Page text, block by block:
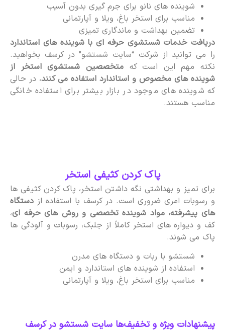
شوینده های نانو برای جرم گیری بدون آسیب
مناسب برای استخر باغ، ویلا و آپارتمانی
تضمین بهداشت و ماندگاری تمیزی
دریافت خدمات شستشوی حرفه ای با شوینده های استاندارد
را می توانید از شرکت “سایت شستشو” در کرسف بخواهید.
نکته مهم این است که متخصصین شستشوی استخر از
شوینده های مخصوص و استاندارد استفاده می کنند، در حالی
که شوینده های موجود در بازار بیشتر برای استفاده خانگی
مناسب هستند.
پاک کردن کثیفی استخر
برای تمیز و بهداشتی نگه داشتن استخر، پاک کردن کثیفی ها
و رسوبات امری ضروری است. در کرسف با استفاده از دستگاه
های پیشرفته، مواد شوینده تخصصی و روش های حرفه ای،
کف و دیواره های استخر کاملاً از جلبک، رسوبات و آلودگی ها
پاک می شوند.
شستشو با ربات و دستگاه های مدرن
استفاده از شوینده های استاندارد و ایمن
مناسب برای استخر باغ، ویلا و آپارتمانی
پیشنهادات ویژه و تخفیف‌ها سایت شستشو در کرسف